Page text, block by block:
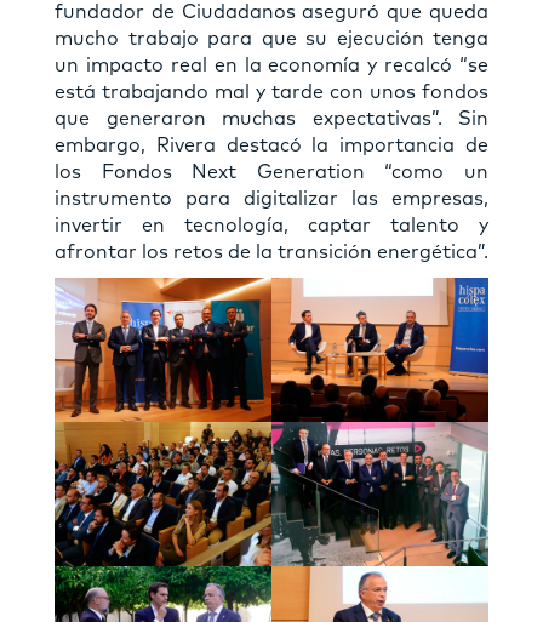
fundador de Ciudadanos aseguró que queda
mucho trabajo para que su ejecución tenga
un impacto real en la economía y recalcó “se
está trabajando mal y tarde con unos fondos
que generaron muchas expectativas”. Sin
embargo, Rivera destacó la importancia de
los Fondos Next Generation “como un
instrumento para digitalizar las empresas,
invertir en tecnología, captar talento y
afrontar los retos de la transición energética”.